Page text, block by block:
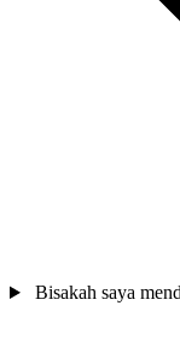
Bisakah saya